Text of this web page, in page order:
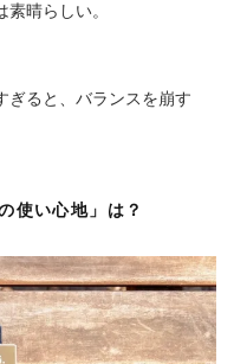
晴らしい。
ぎると、バランスを崩す
使い心地」は？